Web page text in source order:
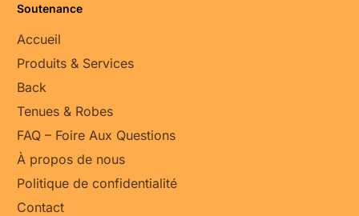
Soutenance
Accueil
Produits & Services
Back
Tenues & Robes
FAQ – Foire Aux Questions
À propos de nous
Politique de confidentialité
Contact